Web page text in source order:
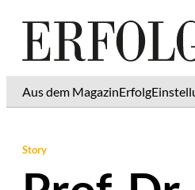
Aus dem MagazinErfolg
Story